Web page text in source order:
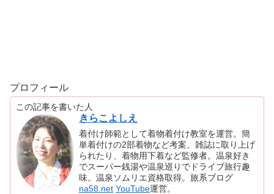
プロフィール
この記事を書いた人
きらこよしえ
着付け師範として着物着付け教室を運営。簡
単着付けの2部着物など考案、雑誌に取り上げ
られたり、着物用下着など監修者。温泉好き
でスーパー銭湯や温泉巡りでドライブ旅行趣
味。温泉ソムリエ資格取得。旅系ブログ
na58.net YouTube運営。